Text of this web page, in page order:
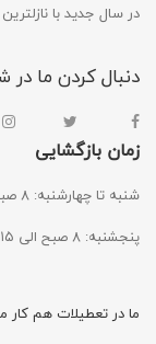
در سال جدید با
دنبال کردن ما
زمان بازگشایی
شنبه تا چهارشنبه: ۸ صبح الی ۱۸ عصر
پنجشنبه: ۸ صبح الی ۱۵
ما در تعطیلات هم کار